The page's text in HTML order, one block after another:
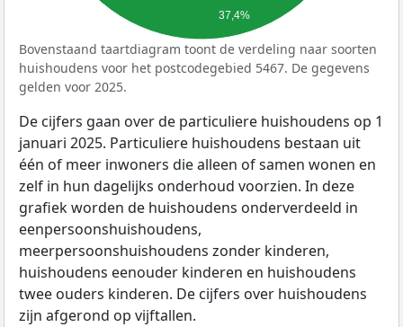
37,4%
Bovenstaand taartdiagram toont de verdeling naar soorten
huishoudens voor het postcodegebied 5467. De gegevens
gelden voor 2025.
De cijfers gaan over de particuliere huishoudens op 1
januari 2025. Particuliere huishoudens bestaan uit
één of meer inwoners die alleen of samen wonen en
zelf in hun dagelijks onderhoud voorzien. In deze
grafiek worden de huishoudens onderverdeeld in
eenpersoonshuishoudens,
meerpersoonshuishoudens zonder kinderen,
huishoudens eenouder kinderen en huishoudens
twee ouders kinderen. De cijfers over huishoudens
zijn afgerond op vijftallen.